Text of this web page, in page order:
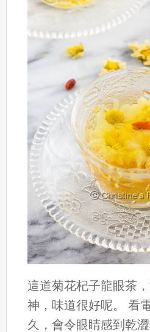
這道菊花杞子龍眼茶
神，味道很好呢。 看
久，會令眼睛感到乾